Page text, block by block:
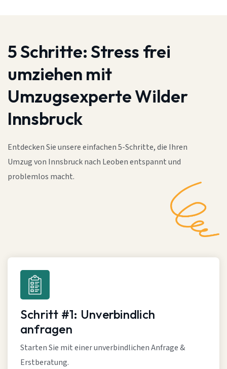
5 Schritte:Stress frei
umziehen mit
Umzugsexperte Wilder
Innsbruck
Entdecken Sie unsere einfachen 5-Schritte, die Ihren
Umzug von Innsbruck nach Leoben entspannt und
problemlos macht.
Schritt #1: Unverbindlich
anfragen
Starten Sie mit einer unverbindlichen Anfrage &
Erstberatung.